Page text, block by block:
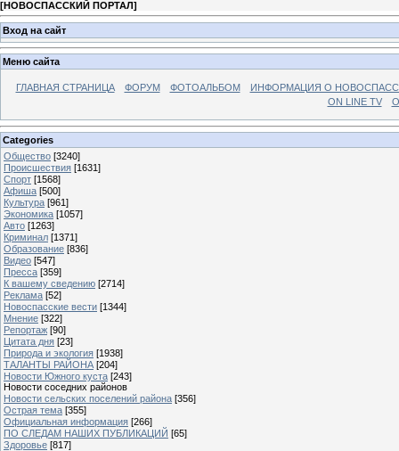
[НОВОСПАССКИЙ ПОРТАЛ]
Вход на сайт
Меню сайта
ГЛАВНАЯ СТРАНИЦА ФОРУМ ФОТОАЛЬБОМ
ИНФОРМАЦИЯ О
ON LINE TV
Categories
Общество [3240]
Происшествия [1631]
Спорт [1568]
Афиша [500]
Культура [961]
Экономика [1057]
Авто [1263]
Криминал [1371]
Образование [836]
Видео [547]
Пресса [359]
К вашему сведению [2714]
Реклама [52]
Новоспасские вести [1344]
Мнение [322]
Репортаж [90]
Цитата дня [23]
Природа и экология [1938]
ТАЛАНТЫ РАЙОНА [204]
Новости Южного куста [243]
Новости соседних районов
Новости сельских поселений района [356]
Острая тема [355]
Официальная информация [266]
ПО СЛЕДАМ НАШИХ ПУБЛИКАЦИЙ [65]
Здоровье [817]